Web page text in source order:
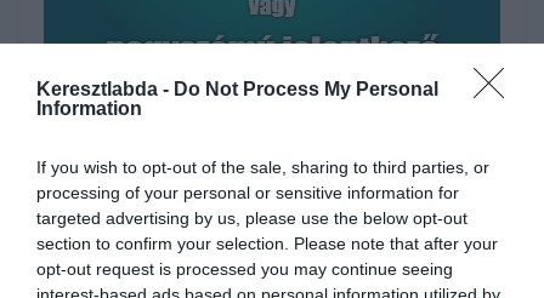
Keresztlabda - Do Not Process My Personal
Information
If you wish to opt-out of the sale, sharing to third parties, or
processing of your personal or sensitive information for
targeted advertising by us, please use the below opt-out
section to confirm your selection. Please note that after your
opt-out request is processed you may continue seeing